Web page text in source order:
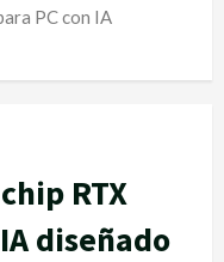
PC con IA
RTX
diseñado